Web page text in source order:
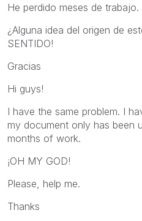
He perdido meses de trabajo.
¿Alguna idea del origen de
SENTIDO!
Gracias
Hi guys!
I have the same problem. I
my document only has been
months of work.
¡OH MY GOD!
Please, help me.
Thanks